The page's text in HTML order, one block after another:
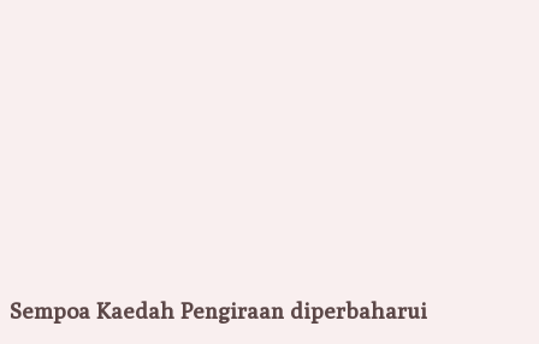
Sempoa Kaedah Pengiraan diperbaharui